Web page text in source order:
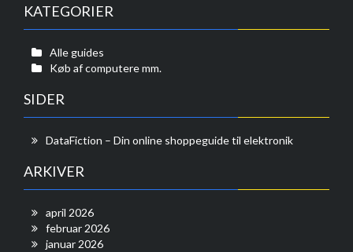
KATEGORIER
Alle guides
Køb af computere mm.
SIDER
DataFiction – Din online shoppeguide til elektronik
ARKIVER
april 2026
februar 2026
januar 2026